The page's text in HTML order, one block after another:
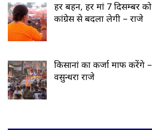
हर बहन, हर मां 7 दिसम्बर को
कांग्रेस से बदला लेगी – राजे
किसानां का कर्जा माफ करेंगे –
वसुन्धरा राजे